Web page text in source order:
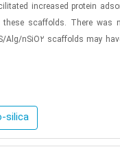
increased protein
scaffolds. There
nSiO2 scaffolds may
silica